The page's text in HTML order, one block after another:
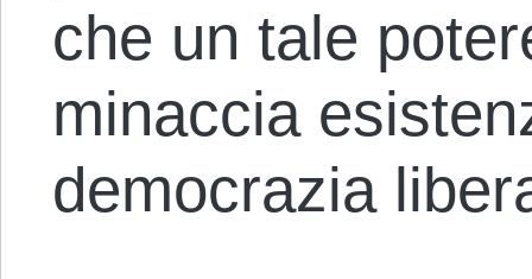
che un tale
minaccia
democrazia